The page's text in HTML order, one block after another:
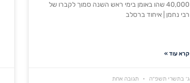
40,000 שהו באומן בימי ראש השנה סמוך לקברו של
רבי נחמן | איחוד ברסלב
קרא עוד »
ג׳ בתשרי תשפ״ה תגובה אחת